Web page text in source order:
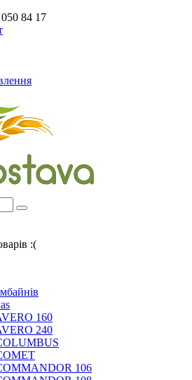
84 17
:(
160
240
106